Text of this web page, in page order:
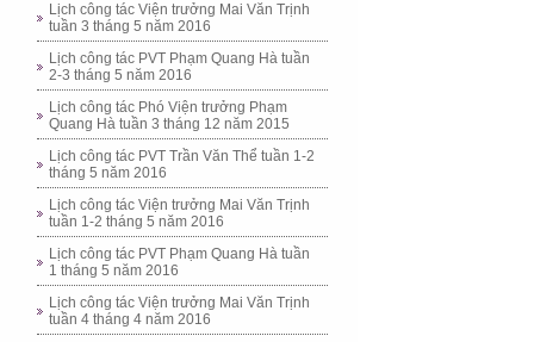
Lịch công tác Viện trưởng Mai Văn Trịnh
tuần 3 tháng 5 năm 2016
Lịch công tác PVT Phạm Quang Hà tuần
2-3 tháng 5 năm 2016
Lịch công tác Phó Viện trưởng Phạm
Quang Hà tuần 3 tháng 12 năm 2015
Lịch công tác PVT Trần Văn Thể tuần 1-2
tháng 5 năm 2016
Lịch công tác Viện trưởng Mai Văn Trịnh
tuần 1-2 tháng 5 năm 2016
Lịch công tác PVT Phạm Quang Hà tuần
1 tháng 5 năm 2016
Lịch công tác Viện trưởng Mai Văn Trịnh
tuần 4 tháng 4 năm 2016